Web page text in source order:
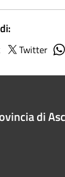
Twitter
di